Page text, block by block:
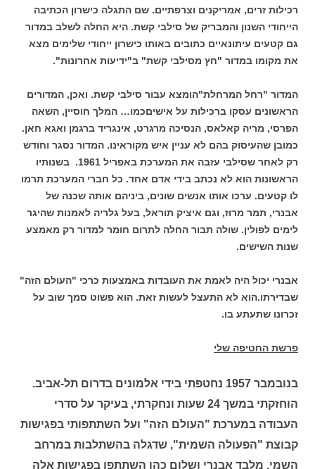
רכילות זרים, אמריקנים וצרפתיים. שם התגלה כישרון הכתיבה
הייחודי השנון והמבריק של סילבי קשת. היא החלה לשלב במדור
גם קטעים עיתונאיים כתובים באותו כישרון ייחודי שלימים מצא
את מקומו במדור "חץ מסילבי קשת" ב"ידיעות אחרונות".
המדור "רחל המרחלת"הומצא עבור סילבי קשת. ואכן, המדורים
הראשונים עסקו ברכילות על אישיםכמו… המלך חוסיין, השאה
הפרסי, מריה קאלאס, הנסיכה מרגרט, אינגריד ברגמן ואגא חאן.
כמובן שהעיסוק בהם לא עניין איש מקוראינו. המדור נסגר וחודש
רק לאחר שסילבי עזבה את המערכת באפריל 1961 . בשנותיו
הראשונות הוא לא נכתב בידי אדם אחד. כל חברי המערכת תרמו
לו קטעים. ערכו אותו אנשים שונים, ביניהם אותה שכנה של
אבנרי, תמר מרוז, וגם איציק תוראל, בעל גלריה לאמנות שהיגר
לימים לפולין. שולה תבור החלה לתרום חומר למדור רק מאמצע
שנות השישים.
אבנרי יכול היה לאמת את העובדות באמצעות כרכי "העולם הזה"
שבדירתו.הוא לא התעצל לעשות זאת. הוא פשוט סמך שוב על
זכרונו שתעתע בו.
פרשת החטיפה שלי
בנובמבר 1957 נחטפתי בידי אלמונים בדרום תל-אביב.
הוחזקתי במשך 24 שעות ונחקרתי, בעיקר על סדרי
העבודה במערכת "העולם הזה" ועל השתתפותי בפגישות
קבוצת "הפעולה השמית", שדגלה בהשתלבות במרחב
השמי. מלבד אבנרי ושלום כהן השתתפו בפגישות אלה